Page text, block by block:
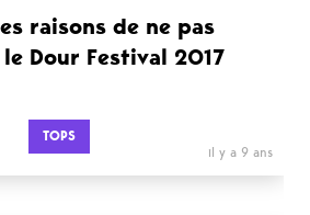
raisons de ne pas
Dour Festival 2017
TOPS
il y a 9 ans